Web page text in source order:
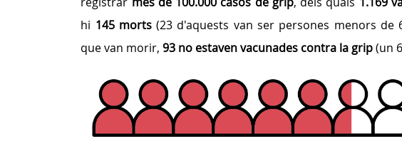
hi 145 morts(23 d'aquests van ser persones menors de
que van morir,93 no estaven vacunades contra la grip(un